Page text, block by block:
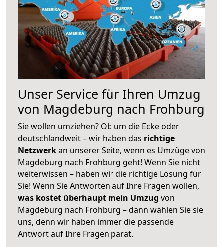
Unser Service für Ihren Umzug
von Magdeburg nach Frohburg
Sie wollen umziehen? Ob um die Ecke oder
deutschlandweit – wir haben das richtige
Netzwerkan unserer Seite, wenn es Umzüge von
Magdeburg nach Frohburg geht! Wenn Sie nicht
weiterwissen – haben wir die richtige Lösung für
Sie! Wenn Sie Antworten auf Ihre Fragen wollen,
was kostet überhaupt mein Umzug von
Magdeburg nach Frohburg – dann wählen Sie sie
uns, denn wir haben immer die passende
Antwort auf Ihre Fragen parat.